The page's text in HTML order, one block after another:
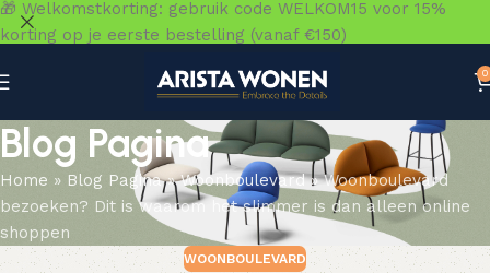
0
Blog Pagina
Home » Blog Pagina»Woonboulevard»Woonboulevard
bezoeken? Dit is waarom het slimmer is dan alleen online
shoppen
WOONBOULEVARD
🎁 Welkomstkorting: gebruik code WELKOM15 voor 15%
korting op je eerste bestelling (vanaf €150)